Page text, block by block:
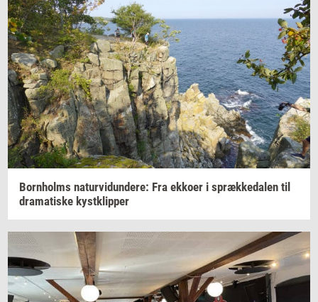
Born­holms na­tur­vi­dun­de­re: Fra ek­ko­er i spræk­ke­da­len til
dra­ma­ti­ske kyst­klip­per